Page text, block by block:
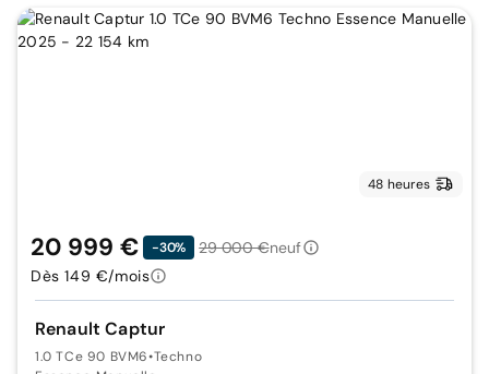
48 heures
Renault Captur
1.0 TCe 90 BVM6•Techno
20 999 € -30% 29 000 €neuf
Dès 149 €/mois